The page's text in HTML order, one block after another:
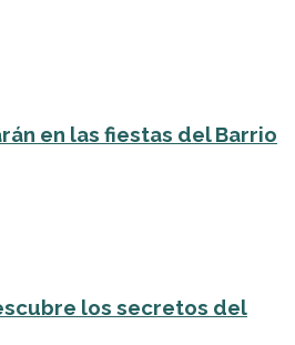
en las fiestas del Barrio
los secretos del